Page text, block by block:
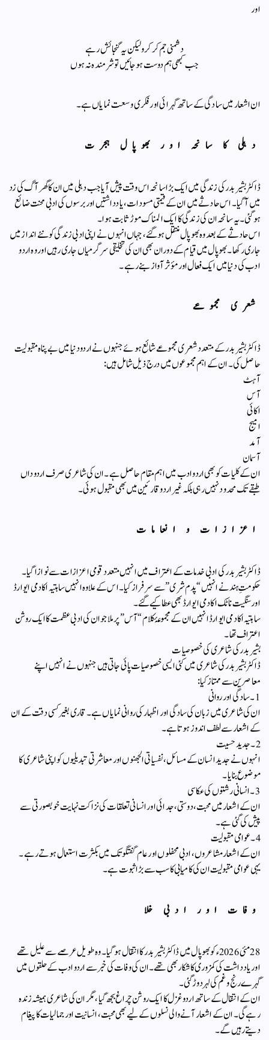
اور
دشمنی جم کر کرو لیکن یہ گنجائش رہے
جب کبھی ہم دوست ہو جائیں تو شرمندہ نہ ہوں
ان اشعار میں سادگی کے ساتھ گہرائی اور فکری وسعت نمایاں ہے۔
دہلی کا سانحہ اور بھوپال ہجرت
ڈاکٹر بشیر بدر کی زندگی میں ایک بڑا سانحہ اس وقت پیش آیا جب دہلی میں ان کا گھر آگ کی زد
میں آگیا۔ اس حادثے میں ان کے قیمتی مسودات، یادداشتیں اور برسوں کی ادبی محنت ضائع
ہوگئی۔ یہ سانحہ ان کی زندگی کا ایک المناک موڑ ثابت ہوا۔
اس حادثے کے بعد وہ بھوپال منتقل ہوگئے، جہاں انہوں نے اپنی ادبی زندگی کو نئے انداز میں
جاری رکھا۔ بھوپال میں قیام کے دوران بھی ان کی تخلیقی سرگرمیاں جاری رہیں اور وہ اردو
ادب کی دنیا میں ایک فعال اور مؤثر آواز بنے رہے۔
شعری مجموعے
ڈاکٹر بشیر بدر کے متعدد شعری مجموعے شائع ہوئے جنہوں نے اردو دنیا میں بے پناہ مقبولیت
حاصل کی۔ ان کے اہم مجموعوں میں درج ذیل شامل ہیں:
آہٹ
آس
اکائی
امیج
آمد
آسمان
ان کے کلیات کو بھی اردو ادب میں اہم مقام حاصل ہے۔ ان کی شاعری صرف اردو داں
طبقے تک محدود نہیں رہی بلکہ غیر اردو قارئین میں بھی مقبول ہوئی۔
اعزازات و انعامات
ڈاکٹر بشیر بدر کی ادبی خدمات کے اعتراف میں انہیں متعدد قومی اعزازات سے نوازا گیا۔
حکومتِ ہند نے انہیں “پدم شری” سے سرفراز کیا۔ اس کے علاوہ انہیں ساہتیہ اکادمی ایوارڈ
اور سنگیت ناٹک اکادمی ایوارڈ بھی عطا کیے گئے۔
ساہتیہ اکادمی ایوارڈ انہیں ان کے مجموعۂ کلام “آس” پر ملا جو ان کی ادبی عظمت کا ایک روشن
اعتراف تھا۔
بشیر بدر کی شاعری کی خصوصیات
ڈاکٹر بشیر بدر کی شاعری میں کئی ایسی خصوصیات پائی جاتی ہیں جنہوں نے انہیں اپنے
معاصرین سے ممتاز کیا:
1۔ سادگی اور روانی
ان کی شاعری میں زبان کی سادگی اور اظہار کی روانی نمایاں ہے۔ قاری بغیر کسی دقت کے ان
کے اشعار سے لطف اندوز ہوتا ہے۔
2۔ جدید حسیت
انہوں نے جدید انسان کے مسائل، نفسیاتی الجھنوں اور معاشرتی تبدیلیوں کو اپنی شاعری کا
موضوع بنایا۔
3۔ انسانی رشتوں کی عکاسی
ان کے اشعار میں محبت، دوستی، جدائی اور انسانی تعلقات کی نزاکت نہایت خوبصورتی سے
پیش کی گئی ہے۔
4۔ عوامی مقبولیت
ان کے اشعار مشاعروں، ادبی محفلوں اور عام گفتگو تک میں بکثرت استعمال ہوتے رہے۔
یہی عوامی مقبولیت ان کی کامیابی کا سب سے بڑا ثبوت ہے۔
وفات اور ادبی خلا
28 مئی 2026ء کو بھوپال میں ڈاکٹر بشیر بدر کا انتقال ہوگیا۔ وہ طویل عرصے سے علیل تھے
اور یادداشت کی کمزوری کا شکار بھی تھے۔ ان کی وفات کی خبر سے اردو ادب کے حلقوں میں
گہرے رنج و غم کی لہر دوڑ گئی۔
ان کے انتقال کے ساتھ اردو غزل کا ایک روشن چراغ بجھ گیا، مگر ان کی شاعری ہمیشہ زندہ
رہے گی۔ ان کے اشعار آنے والی نسلوں کے لیے بھی محبت، انسانیت اور جمالیات کا پیغام
دیتے رہیں گے۔